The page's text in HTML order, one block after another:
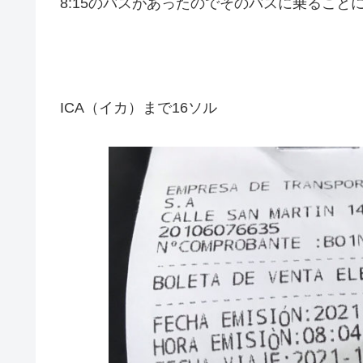
8:15のバスがあったのでそのバスに乗ること
ICA（イカ）まで16ソル